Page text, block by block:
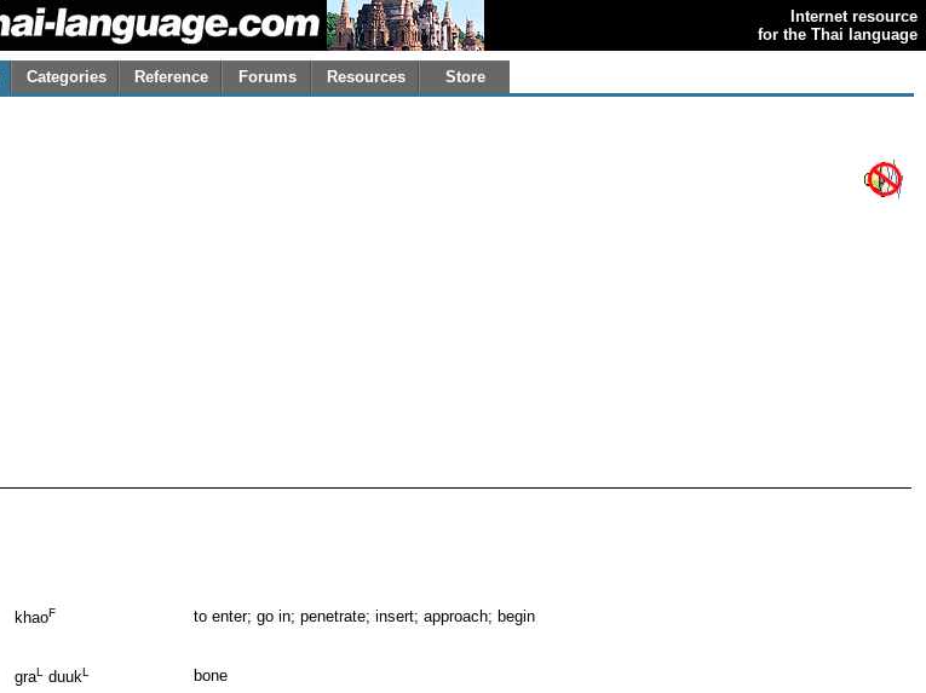
Internet resource
for the Thai language
Categories Reference Forums Resources Store
khaoF to enter; go in; penetrate; insert; approach; begin
graL duukL bone